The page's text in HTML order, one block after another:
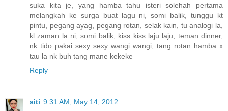
suka kita je, yang hamba tahu isteri solehah pertama
melangkah ke surga buat lagu ni, somi balik, tunggu kt
pintu, pegang ayag, pegang rotan, selak kain, tu analogi la,
kl zaman la ni, somi balik, kiss kiss laju laju, teman dinner,
nk tido pakai sexy sexy wangi wangi, tang rotan hamba x
tau la nk buh tang mane kekeke
Reply
siti 9:31 AM, May 14, 2012